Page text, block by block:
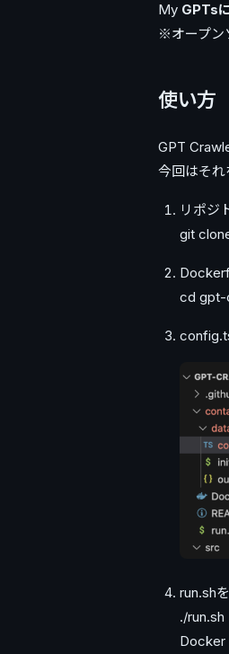
My GPTs
※オープン
使い方
GPT
今回はそれ
リポジ
git
cd gpt-
run.sh
./run.sh
Docker